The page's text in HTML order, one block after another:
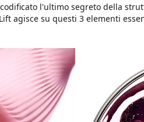
l'ultimo segreto della
agisce su questi 3 elementi